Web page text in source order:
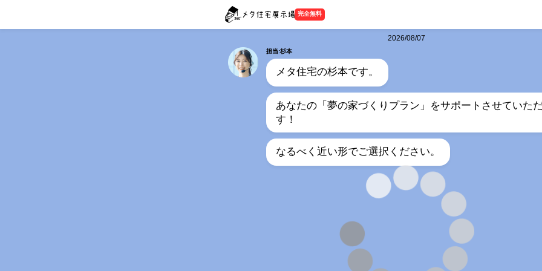
完全無料
2026/08/07
担当:杉本
メタ住宅の杉本です。
あなたの「夢の家づくりプラン」をサポートさせていた
す！
なるべく近い形でご選択ください。
何階建てをご希望ですか？